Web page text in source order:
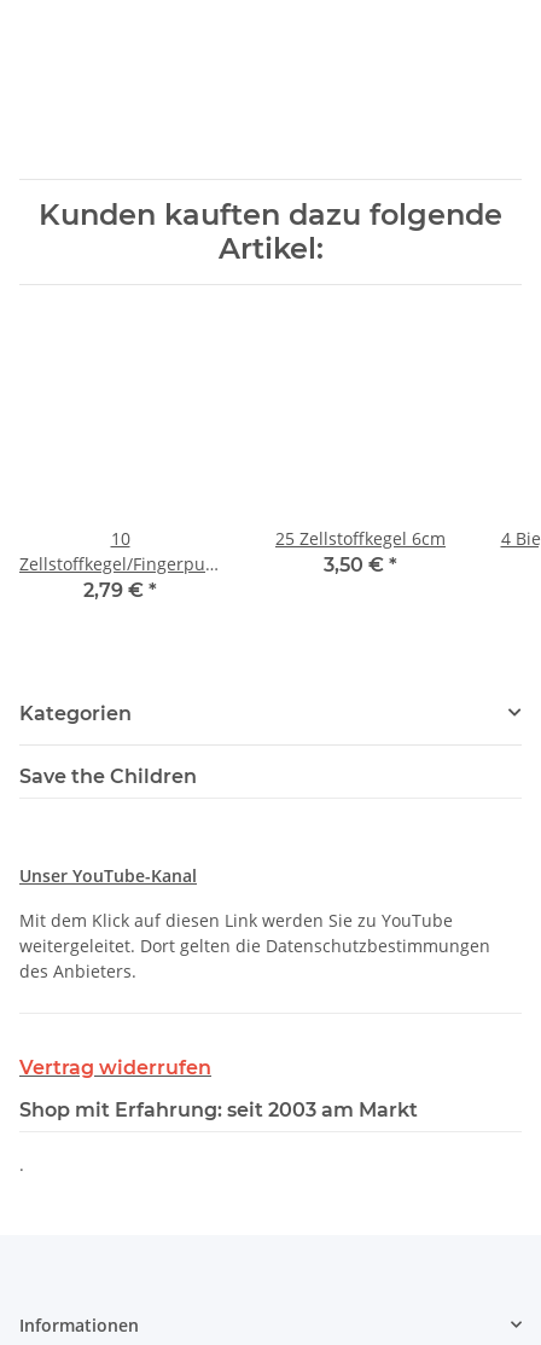
Kunden kauften dazu folgende
Artikel:
10
Zellstoffkegel/Fingerpuppen
9cm
2,79 € *
25 Zellstoffkegel 6cm
3,50 € *
4
Kategorien
Save the Children
Unser YouTube-Kanal
Mit dem Klick auf diesen Link werden Sie zu YouTube
weitergeleitet. Dort gelten die Datenschutzbestimmungen
des Anbieters.
Vertrag widerrufen
Shop mit Erfahrung: seit 2003 am Markt
.
Informationen